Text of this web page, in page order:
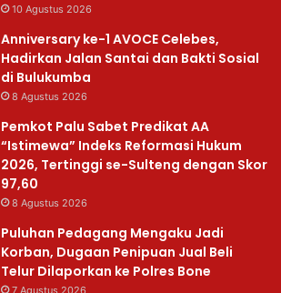
10 Agustus 2026
Anniversary ke-1 AVOCE Celebes,
Hadirkan Jalan Santai dan Bakti Sosial
di Bulukumba
8 Agustus 2026
Pemkot Palu Sabet Predikat AA
“Istimewa” Indeks Reformasi Hukum
2026, Tertinggi se-Sulteng dengan Skor
97,60
8 Agustus 2026
Puluhan Pedagang Mengaku Jadi
Korban, Dugaan Penipuan Jual Beli
Telur Dilaporkan ke Polres Bone
7 Agustus 2026